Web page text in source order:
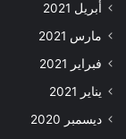
أبريل 2021
مارس 2021
فبراير 2021
يناير 2021
ديسمبر 2020